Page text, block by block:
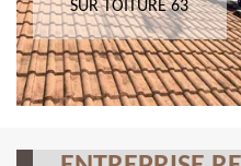
SUR TOITURE 63